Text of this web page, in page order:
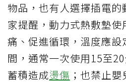
物品，也有人選擇插電的
家提醒，動力式熱敷墊使
痛、促進循環，溫度應
間，通常一次使用15至
蓄積造成燙傷 ；也禁止